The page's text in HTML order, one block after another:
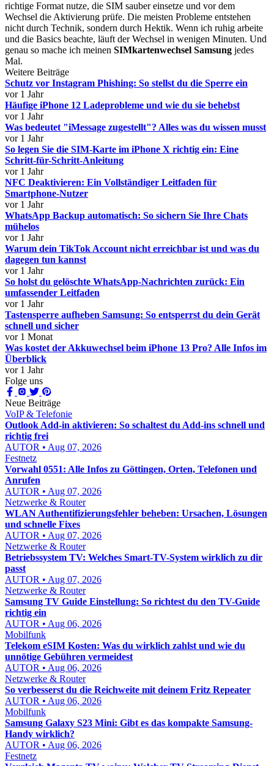
richtige Format nutze, die SIM sauber einsetze und vor dem
Wechsel die Aktivierung prüfe. Die meisten Probleme entstehen
nicht durch Technik, sondern durch Hektik. Wenn ich ruhig arbeite
und die Basics beachte, läuft der Wechsel in wenigen Minuten. Und
genau so mache ich meinen SIMkartenwechsel Samsung jedes
Mal.
Weitere Beiträge
Schutz vor Instagram Phishing: So stellst du die Sperre ein
vor 1 Jahr
Häufige iPhone 12 Ladeprobleme und wie du sie behebst
vor 1 Jahr
Was bedeutet "iMessage zugestellt"? Alles was du wissen musst
vor 1 Jahr
So legen Sie die SIM-Karte im iPhone X richtig ein: Eine
Schritt-für-Schritt-Anleitung
vor 1 Jahr
NFC Deaktivieren: Ein Vollständiger Leitfaden für
Smartphone-Nutzer
vor 1 Jahr
WhatsApp Backup automatisch: So sichern Sie Ihre Chats
mühelos
vor 1 Jahr
Warum dein TikTok Account nicht erreichbar ist und was du
dagegen tun kannst
vor 1 Jahr
So holst du gelöschte WhatsApp-Nachrichten zurück: Ein
umfassender Leitfaden
vor 1 Jahr
Tastensperre aufheben Samsung: So entsperrst du dein Gerät
schnell und sicher
vor 1 Monat
Was kostet der Akkuwechsel beim iPhone 13 Pro? Alle Infos im
Überblick
vor 1 Jahr
Folge uns
Neue Beiträge
VoIP & Telefonie
Outlook Add-in aktivieren: So schaltest du Add-ins schnell und
richtig frei
AUTOR • Aug 07, 2026
Festnetz
Vorwahl 0551: Alle Infos zu Göttingen, Orten, Telefonen und
Anrufen
AUTOR • Aug 07, 2026
Netzwerke & Router
WLAN Authentifizierungsfehler beheben: Ursachen, Lösungen
und schnelle Fixes
AUTOR • Aug 07, 2026
Netzwerke & Router
Betriebssystem TV: Welches Smart-TV-System wirklich zu dir
passt
AUTOR • Aug 07, 2026
Netzwerke & Router
Samsung TV Guide Einstellung: So richtest du den TV-Guide
richtig ein
AUTOR • Aug 06, 2026
Mobilfunk
Telekom eSIM Kosten: Was du wirklich zahlst und wie du
unnötige Gebühren vermeidest
AUTOR • Aug 06, 2026
Netzwerke & Router
So verbesserst du die Reichweite mit deinem Fritz Repeater
AUTOR • Aug 06, 2026
Mobilfunk
Samsung Galaxy S23 Mini: Gibt es das kompakte Samsung-
Handy wirklich?
AUTOR • Aug 06, 2026
Festnetz